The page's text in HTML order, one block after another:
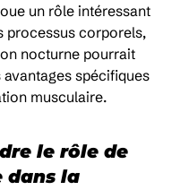
un rôle intéressant
processus corporels,
nocturne pourrait
avantages spécifiques
musculaire.
le rôle de
dans la